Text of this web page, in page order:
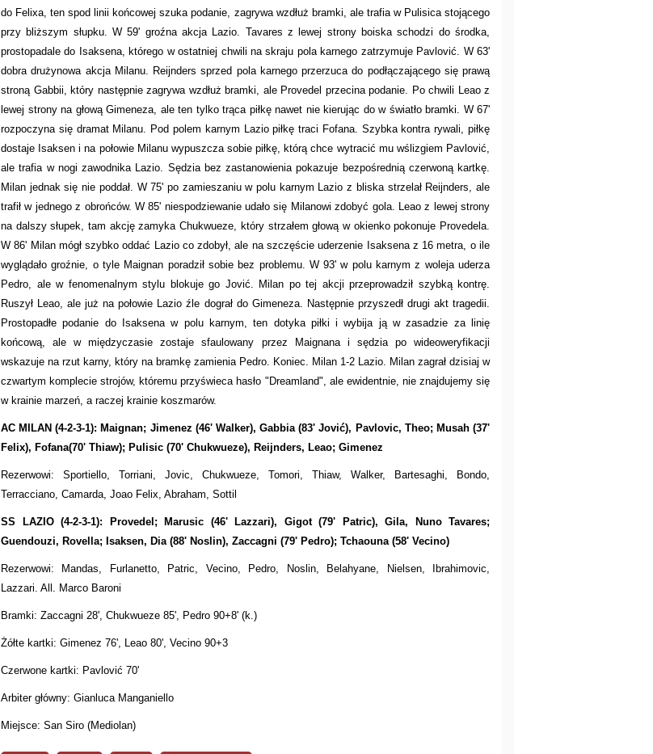
do Felixa, ten spod linii końcowej szuka podanie, zagrywa wzdłuż bramki, ale trafia w Pulisica stojącego
przy bliższym słupku. W 59' groźna akcja Lazio. Tavares z lewej strony boiska schodzi do środka,
prostopadale do Isaksena, którego w ostatniej chwili na skraju pola karnego zatrzymuje Pavlović. W 63'
dobra drużynowa akcja Milanu. Reijnders sprzed pola karnego przerzuca do podłączającego się prawą
stroną Gabbii, który następnie zagrywa wzdłuż bramki, ale Provedel przecina podanie. Po chwili Leao z
lewej strony na głową Gimeneza, ale ten tylko trąca piłkę nawet nie kierując do w światło bramki. W 67'
rozpoczyna się dramat Milanu. Pod polem karnym Lazio piłkę traci Fofana. Szybka kontra rywali, piłkę
dostaje Isaksen i na połowie Milanu wypuszcza sobie piłkę, którą chce wytracić mu wślizgiem Pavlović,
ale trafia w nogi zawodnika Lazio. Sędzia bez zastanowienia pokazuje bezpośrednią czerwoną kartkę.
Milan jednak się nie poddał. W 75' po zamieszaniu w polu karnym Lazio z bliska strzelał Reijnders, ale
trafił w jednego z obrońców. W 85' niespodziewanie udało się Milanowi zdobyć gola. Leao z lewej strony
na dalszy słupek, tam akcję zamyka Chukwueze, który strzałem głową w okienko pokonuje Provedela.
W 86' Milan mógł szybko oddać Lazio co zdobył, ale na szczęście uderzenie Isaksena z 16 metra, o ile
wyglądało groźnie, o tyle Maignan poradził sobie bez problemu. W 93' w polu karnym z woleja uderza
Pedro, ale w fenomenalnym stylu blokuje go Jović. Milan po tej akcji przeprowadził szybką kontrę.
Ruszył Leao, ale już na połowie Lazio źle dograł do Gimeneza. Następnie przyszedł drugi akt tragedii.
Prostopadłe podanie do Isaksena w polu karnym, ten dotyka piłki i wybija ją w zasadzie za linię
końcową, ale w międzyczasie zostaje sfaulowany przez Maignana i sędzia po wideoweryfikacji
wskazuje na rzut karny, który na bramkę zamienia Pedro. Koniec. Milan 1-2 Lazio. Milan zagrał dzisiaj w
czwartym komplecie strojów, któremu przyświeca hasło "Dreamland", ale ewidentnie, nie znajdujemy się
w krainie marzeń, a raczej krainie koszmarów.
AC MILAN (4-2-3-1): Maignan; Jimenez (46' Walker), Gabbia (83' Jović), Pavlovic, Theo; Musah (37'
Felix), Fofana(70' Thiaw); Pulisic (70' Chukwueze), Reijnders, Leao; Gimenez
Rezerwowi: Sportiello, Torriani, Jovic, Chukwueze, Tomori, Thiaw, Walker, Bartesaghi, Bondo,
Terracciano, Camarda, Joao Felix, Abraham, Sottil
SS LAZIO (4-2-3-1): Provedel; Marusic (46' Lazzari), Gigot (79' Patric), Gila, Nuno Tavares;
Guendouzi, Rovella; Isaksen, Dia (88' Noslin), Zaccagni (79' Pedro); Tchaouna (58' Vecino)
Rezerwowi: Mandas, Furlanetto, Patric, Vecino, Pedro, Noslin, Belahyane, Nielsen, Ibrahimovic,
Lazzari. All. Marco Baroni
Bramki: Zaccagni 28', Chukwueze 85', Pedro 90+8' (k.)
Żółte kartki: Gimenez 76', Leao 80', Vecino 90+3
Czerwone kartki: Pavlović 70'
Arbiter główny: Gianluca Manganiello
Miejsce: San Siro (Mediolan)